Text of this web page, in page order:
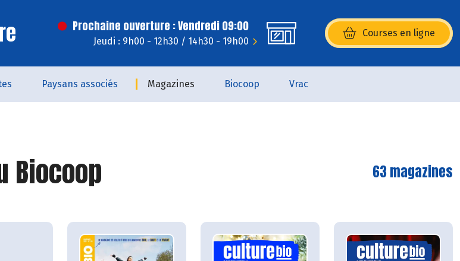
Prochaine ouverture : Vendredi 09:00
Jeudi : 9h00 - 12h30 / 14h30 - 19h00
Courses en ligne
(s’ouvre dans une nouvelle
Paysans associés Magazines Biocoop Vrac
Biocoop 63 magazines